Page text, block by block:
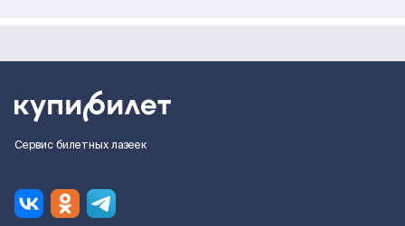
Сервис билетных лазеек